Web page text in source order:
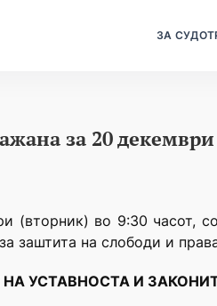
ЗА СУДОТ
за 20
(вторник) во 9:30 часот,
заштита на слободи и
УСТАВНОСТА И